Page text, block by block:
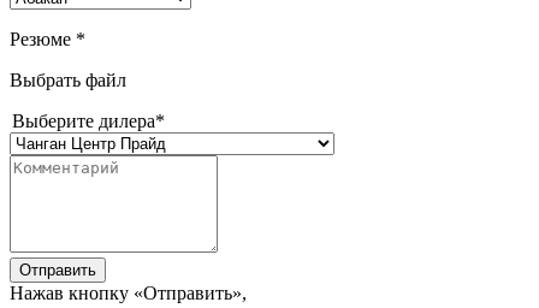
Резюме *
Выбрать файл
Выберите дилера*
Отправить
Нажав кнопку «Отправить»,